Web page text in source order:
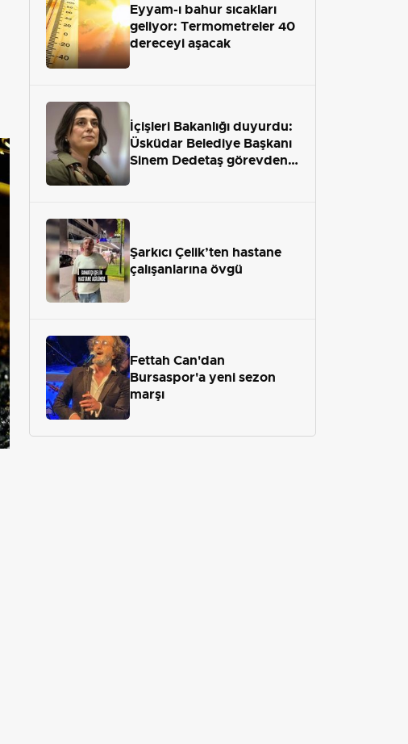
Eyyam-ı bahur sıcakları
geliyor: Termometreler 40
dereceyi aşacak
İçişleri Bakanlığı duyurdu:
Üsküdar Belediye Başkanı
Sinem Dedetaş görevden
Şarkıcı Çelik’ten hastane
çalışanlarına övgü
Fettah Can'dan
Bursaspor'a yeni sezon
marşı